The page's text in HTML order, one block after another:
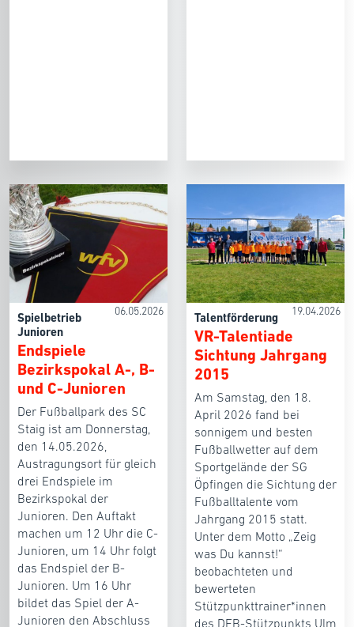
06.05.2026
Spielbetrieb
Junioren
Endspiele
Bezirkspokal A-, B-
und C-Junioren
Der Fußballpark des SC
Staig ist am Donnerstag,
den 14.05.2026,
Austragungsort für gleich
drei Endspiele im
Bezirkspokal der
Junioren. Den Auftakt
machen um 12 Uhr die C-
Junioren, um 14 Uhr folgt
das Endspiel der B-
Junioren. Um 16 Uhr
bildet das Spiel der A-
Junioren den Abschluss
19.04.2026
Talentförderung
VR-Talentiade
Sichtung Jahrgang
2015
Am Samstag, den 18.
April 2026 fand bei
sonnigem und besten
Fußballwetter auf dem
Sportgelände der SG
Öpfingen die Sichtung der
Fußballtalente vom
Jahrgang 2015 statt.
Unter dem Motto „Zeig
was Du kannst!“
beobachteten und
bewerteten
Stützpunkttrainer*innen
des DFB-Stützpunkts Ulm